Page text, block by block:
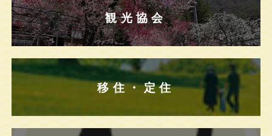
観光協会
移住・定住